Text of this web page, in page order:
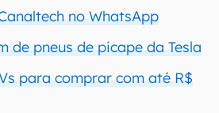
no WhatsApp
de pneus de picape da Tesla
para comprar com até R$